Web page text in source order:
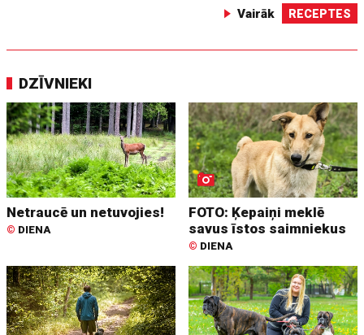
Vairāk RECEPTES
DZĪVNIEKI
Netraucē un netuvojies!
© DIENA
FOTO: Ķepaiņi meklē
savus īstos saimniekus
© DIENA